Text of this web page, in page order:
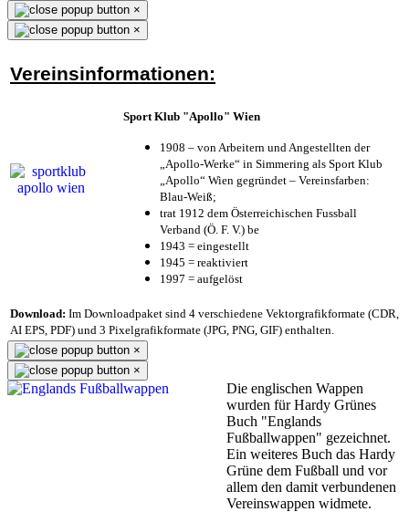
×
×
Vereinsinformationen:
Sport Klub "Apollo" Wien
1908 – von Arbeitern und Angestellten der
„Apollo-Werke“ in Simmering als Sport Klub
„Apollo“ Wien gegründet – Vereinsfarben:
Blau-Weiß;
trat 1912 dem Österreichischen Fussball
Verband (Ö. F. V.) be
1943 = eingestellt
1945 = reaktiviert
1997 = aufgelöst
Download: Im Downloadpaket sind 4 verschiedene Vektorgrafikformate (CDR,
AI EPS, PDF) und 3 Pixelgrafikformate (JPG, PNG, GIF) enthalten.
×
×
Die englischen Wappen
wurden für Hardy Grünes
Buch "Englands
Fußballwappen" gezeichnet.
Ein weiteres Buch das Hardy
Grüne dem Fußball und vor
allem den damit verbundenen
Vereinswappen widmete.